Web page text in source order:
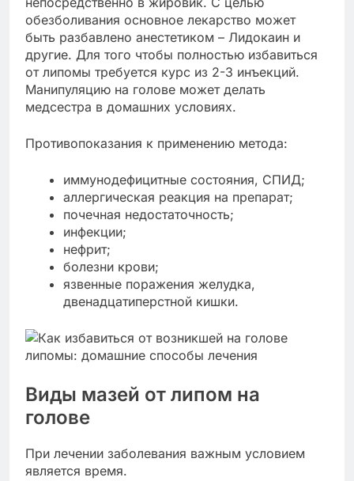
обезболивания основное лекарство может
быть разбавлено анестетиком – Лидокаин и
другие. Для того чтобы полностью избавиться
от липомы требуется курс из 2-3 инъекций.
Манипуляцию на голове может делать
медсестра в домашних условиях.
Противопоказания к применению метода:
иммунодефицитные состояния, СПИД;
аллергическая реакция на препарат;
почечная недостаточность;
инфекции;
нефрит;
болезни крови;
язвенные поражения желудка,
двенадцатиперстной кишки.
Виды мазей от липом на
голове
При лечении заболевания важным условием
является время.